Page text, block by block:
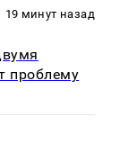
19 минут назад
проблему